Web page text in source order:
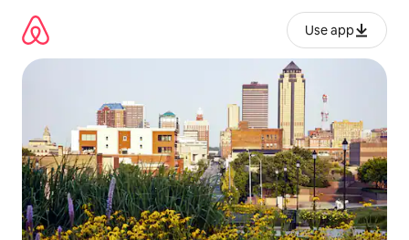
გადასვლა
Use app